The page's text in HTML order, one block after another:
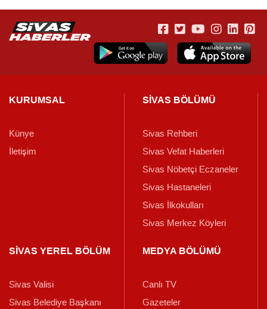
KURUMSAL
Künye
İletişim
SİVAS BÖLÜMÜ
Sivas Rehberi
Sivas Vefat Haberleri
Sivas Nöbetçi Eczaneler
Sivas Hastaneleri
Sivas İlkokulları
Sivas Merkez Köyleri
SİVAS YEREL BÖLÜM
Sivas Valisi
Sivas Belediye Başkanı
MEDYA BÖLÜMÜ
Canlı TV
Gazeteler